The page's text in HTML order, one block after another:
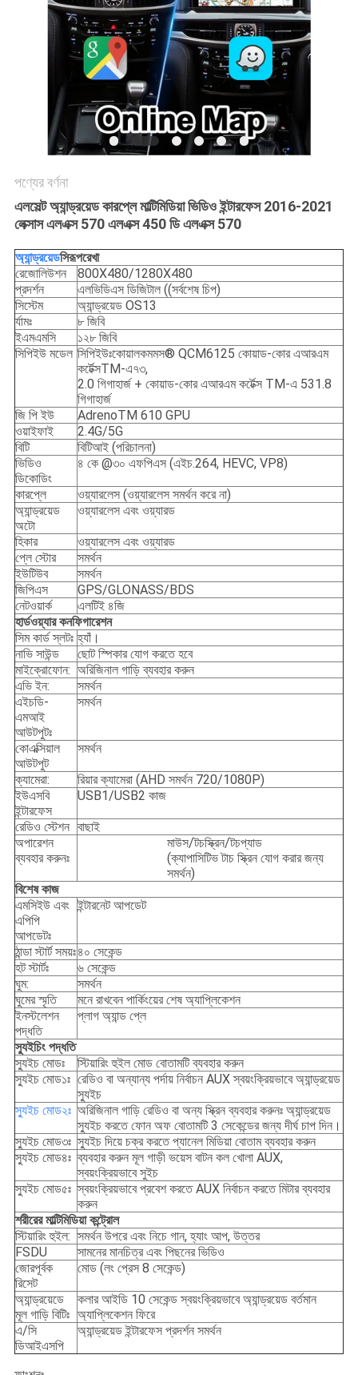
পণ্যের বর্ণনা
এলসেল্ট অ্যান্ড্রয়েড কারপ্লে মাল্টিমিডিয়া ভিডিও ইন্টারফেস 2016-2021
লেক্সাস এলএক্স 570 এলএক্স 450 ডি এলএক্স 570
অ্যান্ড্রয়েডসিরূপরেখা
রেজোলিউশন
800X480/1280X480
প্রদর্শন
এলভিডিএস ডিজিটাল ((সর্বশেষ চিপ)
সিস্টেম
অ্যান্ড্রয়েড OS13
র্যামঃ
৮ জিবি
ইএমএমসি
১২৮ জিবি
সিপিইউ মডেল সিপিইউঃকোয়ালকমমস® QCM6125 কোয়াড-কোর এআরএম
কর্টেক্সTM-এ৭৩,
2.0 গিগাহার্জ + কোয়াড-কোর এআরএম কর্টেক্স TM-এ 531.8
গিগাহার্জ
জি পি ইউ
AdrenoTM 610 GPU
ওয়াইফাই
2.4G/5G
বিটি
বিটিআই (পরিচালনা)
ভিডিও
ডিকোডিং
৪ কে @৩০ এফপিএস (এইচ.264, HEVC, VP8)
কারপ্লে
ওয়্যারলেস (ওয়্যারলেস সমর্থন করে না)
অ্যান্ড্রয়েড
অটো
ওয়্যারলেস এবং ওয়্যারড
হিকার
ওয়্যারলেস এবং ওয়্যারড
প্লে স্টোর
সমর্থন
ইউটিউব
সমর্থন
জিপিএস
GPS/GLONASS/BDS
নেটওয়ার্ক
এলটিই ৪জি
হার্ডওয়্যার কনফিগারেশন
সিম কার্ড স্লটঃ হ্যাঁ।
নাভি সাউন্ড
ছোট স্পিকার যোগ করতে হবে
মাইক্রোফোন: অরিজিনাল গাড়ি ব্যবহার করুন
এভি ইন:
সমর্থন
এইচডি-
এমআই
আউটপুটঃ
সমর্থন
কোএক্সিয়াল
আউটপুট
সমর্থন
ক্যামেরা:
রিয়ার ক্যামেরা (AHD সমর্থন 720/1080P)
ইউএসবি
ইন্টারফেস
USB1/USB2 কাজ
রেডিও স্টেশন বাছাই
অপারেশন
ব্যবহার করুনঃ
মাউস/টচস্ক্রিন/টচপ্যাড
(ক্যাপাসিটিভ টাচ স্ক্রিন যোগ করার জন্য
সমর্থন)
বিশেষ কাজ
এমসিইউ এবং
এপিপি
আপডেটঃ
ইন্টারনেট আপডেট
ঠান্ডা স্টার্ট সময়ঃ৪০ সেকেন্ড
হট স্টার্টঃ
৬ সেকেন্ড
ঘুম:
সমর্থন
ঘুমের স্মৃতি
মনে রাখবেন পার্কিংয়ের শেষ অ্যাপ্লিকেশন
ইনস্টলেশন
পদ্ধতি
প্লাগ অ্যান্ড প্লে
স্যুইচিং পদ্ধতি
স্যুইচ মোডঃ
স্টিয়ারিং হুইল মোড বোতামটি ব্যবহার করুন
স্যুইচ মোড১ঃ রেডিও বা অন্যান্য পর্দায় নির্বাচন AUX স্বয়ংক্রিয়ভাবে অ্যান্ড্রয়েড
স্যুইচ
স্যুইচ মোড২ঃ অরিজিনাল গাড়ি রেডিও বা অন্য স্ক্রিন ব্যবহার করুনঃ অ্যান্ড্রয়েড
স্যুইচ করতে ফোন অফ বোতামটি 3 সেকেন্ডের জন্য দীর্ঘ চাপ দিন।
স্যুইচ মোড৩ঃ স্যুইচ দিয়ে চক্র করতে প্যানেল মিডিয়া বোতাম ব্যবহার করুন
স্যুইচ মোড৪ঃ ব্যবহার করুন মূল গাড়ী ভয়েস বাটন কল খোলা AUX,
স্বয়ংক্রিয়ভাবে সুইচ
স্যুইচ মোড৫ঃ স্বয়ংক্রিয়ভাবে প্রবেশ করতে AUX নির্বাচন করতে মিটার ব্যবহার
করুন
শরীরের মাল্টিমিডিয়া কন্ট্রোল
স্টিয়ারিং হুইল: সমর্থন উপরে এবং নিচে গান, হ্যাং আপ, উত্তর
FSDU
সামনের মানচিত্র এবং পিছনের ভিডিও
জোরপূর্বক
রিসেট
মোড (লং প্রেস 8 সেকেন্ড)
অ্যান্ড্রয়েডে
মূল গাড়ি বিটিঃ
কলার আইডি 10 সেকেন্ড স্বয়ংক্রিয়ভাবে অ্যান্ড্রয়েড বর্তমান
অ্যাপ্লিকেশন ফিরে
এ/সি
ডিআইএসপি
অ্যান্ড্রয়েড ইন্টারফেস প্রদর্শন সমর্থন